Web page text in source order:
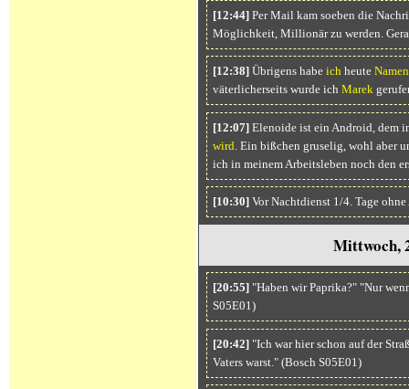
[12:44]Per Mail kam soeben die
Möglichkeit, Millionär zu werden.
[12:38]Übrigens habe ich heute
väterlicherseits wurde ich Marek
[12:07]Elenoide ist ein Android, dem
wird . Ein bißchen gruselig, wohl aber
ich in meinem Arbeitsleben noch den
[10:30]Vor Nachtdienst 1/4. Tage
Mittwoch,
[20:55]"Haben wir Paprika?" "Nur
S05E01)
[20:42]"Ich war hier schon auf der
Vaters warst." (Bosch S05E01)